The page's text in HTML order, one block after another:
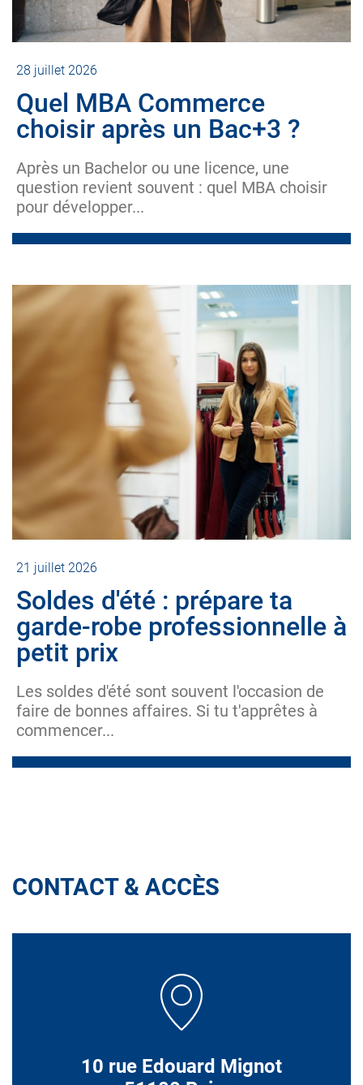
28 juillet 2026
Quel MBA Commerce
choisir après un Bac+3 ?
Après un Bachelor ou une licence, une
question revient souvent : quel MBA choisir
pour développer...
21 juillet 2026
Soldes d'été : prépare ta
garde-robe professionnelle à
petit prix
Les soldes d'été sont souvent l'occasion de
faire de bonnes affaires. Si tu t'apprêtes à
commencer...
CONTACT & ACCÈS
10 rue Edouard Mignot